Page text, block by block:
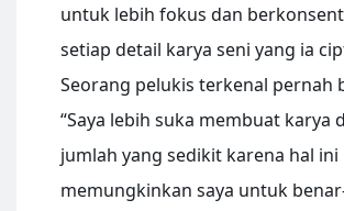
untuk lebih fokus dan
setiap detail karya seni yang ia
Seorang pelukis terkenal pernah
“Saya lebih suka membuat karya
jumlah yang sedikit karena hal ini
memungkinkan saya untuk